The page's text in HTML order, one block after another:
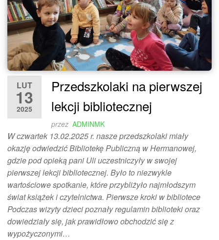
LUT
13
2025
Przedszkolaki na pierwszej
lekcji bibliotecznej
przez ADMINMK
W czwartek 13.02.2025 r. nasze przedszkolaki miały
okazję odwiedzić Bibliotekę Publiczną w Hermanowej,
gdzie pod opieką pani Uli uczestniczyły w swojej
pierwszej lekcji bibliotecznej. Było to niezwykle
wartościowe spotkanie, które przybliżyło najmłodszym
świat książek i czytelnictwa. Pierwsze kroki w bibliotece
Podczas wizyty dzieci poznały regulamin biblioteki oraz
dowiedziały się, jak prawidłowo obchodzić się z
wypożyczonymi…